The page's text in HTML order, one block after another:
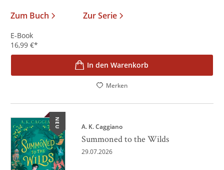
Zum Buch
Zur Serie
E-Book
16,99 €*
In den Warenkorb
Merken
NEU A. K. Caggiano
Summoned to the Wilds
29.07.2026